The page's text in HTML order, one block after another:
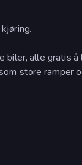
alle gratis å
store ramper